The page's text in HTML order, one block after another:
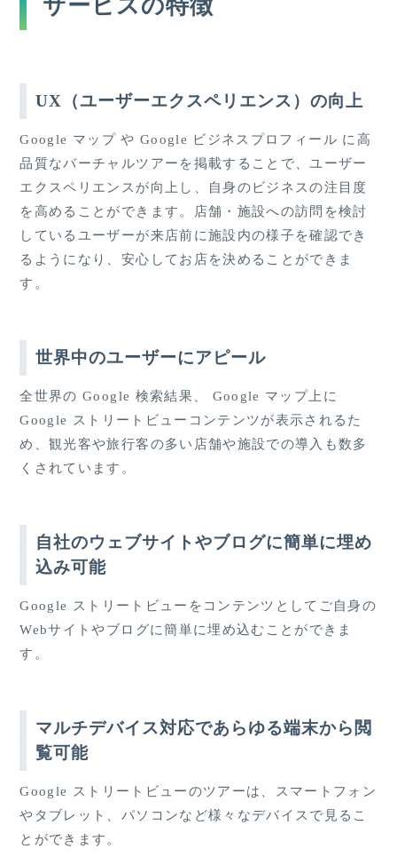
サービスの特徴
UX（ユーザーエクスペリエンス）の向上
Google マップ や Google ビジネスプロフィール に高
品質なバーチャルツアーを掲載することで、ユーザー
エクスペリエンスが向上し、自身のビジネスの注目度
を高めることができます。店舗・施設への訪問を検討
しているユーザーが来店前に施設内の様子を確認でき
るようになり、安心してお店を決めることができま
す。
世界中のユーザーにアピール
全世界の Google 検索結果、 Google マップ上に
Google ストリートビューコンテンツが表示されるた
め、観光客や旅行客の多い店舗や施設での導入も数多
くされています。
自社のウェブサイトやブログに簡単に埋め
込み可能
Google ストリートビューをコンテンツとしてご自身の
Webサイトやブログに簡単に埋め込むことができま
す。
マルチデバイス対応であらゆる端末から閲
覧可能
Google ストリートビューのツアーは、スマートフォン
やタブレット、パソコンなど様々なデバイスで見るこ
とができます。